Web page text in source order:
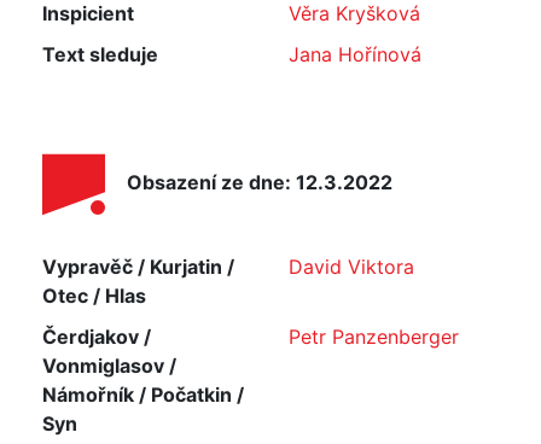
Inspicient
Věra Kryšková
Text sleduje
Jana Hořínová
Obsazení ze dne: 12.3.2022
Vypravěč / Kurjatin /
Otec / Hlas
David Viktora
Čerdjakov /
Vonmiglasov /
Námořník / Počatkin /
Syn
Petr Panzenberger